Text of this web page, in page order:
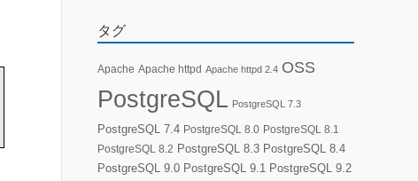
タグ
Apache Apache httpd Apache httpd 2.4 OSS
PostgreSQL PostgreSQL 7.3
PostgreSQL 7.4 PostgreSQL 8.0 PostgreSQL 8.1
PostgreSQL 8.2 PostgreSQL 8.3 PostgreSQL 8.4
PostgreSQL 9.0 PostgreSQL 9.1 PostgreSQL 9.2